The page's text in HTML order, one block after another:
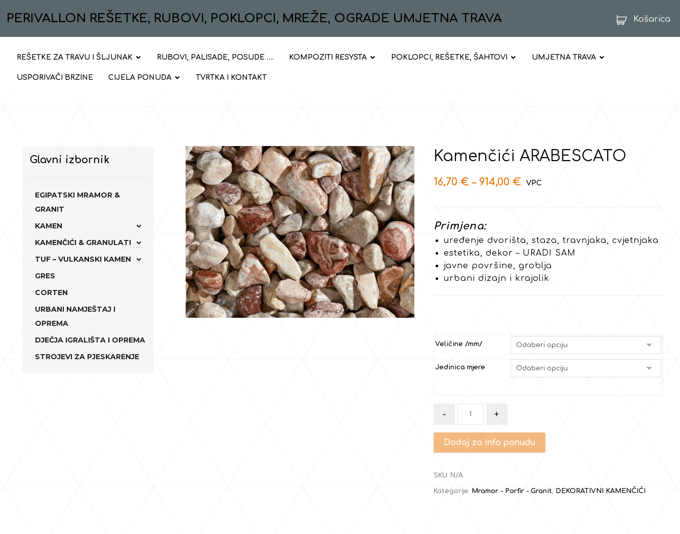
PERIVALLON REŠETKE, RUBOVI, POKLOPCI, MREŽE, OGRADE UMJETNA TRAVA Košarica
REŠETKE ZA TRAVU I ŠLJUNAK RUBOVI, PALISADE, POSUDE …. KOMPOZITI RESYSTA POKLOPCI, REŠETKE, ŠAHTOVI UMJETNA TRAVA
USPORIVAČI BRZINE CIJELA PONUDA TVRTKA I KONTAKT
Kamenčići ARABESCATO
16,70 € – 914,00 €
Primjena:
uređenje dvorišta, staza, travnjaka, cvjetnjaka
estetika, dekor – URADI SAM
javne površine, groblja
urbani dizajn i krajolik
Veličine /mm/
Jedinica mjere
- +
Dodaj za info ponudu
SKU: N/A
Kategorije: Mramor - Porfir - Granit, DEKORATIVNI KAMENČIĆI
Glavni izbornik
EGIPATSKI MRAMOR &
GRANIT
KAMEN
KAMENČIĆI & GRANULATI
TUF – VULKANSKI KAMEN
GRES
CORTEN
URBANI NAMJEŠTAJ I
OPREMA
DJEČJA IGRALIŠTA I OPREMA
STROJEVI ZA PJESKARENJE